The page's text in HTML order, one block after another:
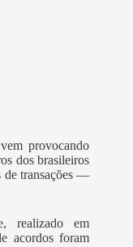
provocando
dos brasileiros
de transações —
realizado em
acordos foram